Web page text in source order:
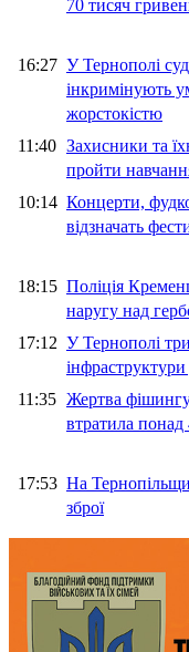
70 тисяч
16:27 У Тернополі
інкримінують
жорстокістю
11:40 Захисники та
пройти
10:14 Концерти,
відзначать
18:15 Поліція
наругу над
17:12 У Тернополі
11:35 Жертва
втратила понад
17:53 На
зброї